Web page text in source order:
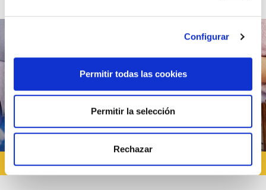
Configurar
Permitir todas las cookies
Permitir la selección
Rechazar
RECETAS CON CARNE